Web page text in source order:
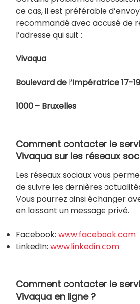
ce cas, il est préférable
recommandé avec accusé de
l’adresse qui suit :
Vivaqua
Boulevard de l’Impératrice 17-19
1000 – Bruxelles
Comment contacter le
Vivaqua sur les réseaux
Les réseaux sociaux vous
de suivre les dernières
Vous pourrez ainsi échanger
en laissant un message privé.
Facebook: www.facebook.com
LinkedIn: www.linkedin.com
Comment contacter le
Vivaqua en ligne ?